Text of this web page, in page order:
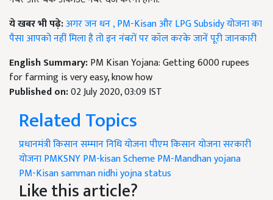
ये खबर भी पढ़े:अगर जन धन , PM-Kisan और LPG Subsidy योजना का
पैसा आपको नहीं मिला है तो इन नंबरों पर कॉल करके जानें पूरी जानकारी
English Summary:PM Kisan Yojana: Getting 6000 rupees
for farming is very easy, know how
Published on:02 July 2020, 03:09 IST
Related Topics
प्रधानमंत्री किसान सम्मान निधि योजनापीएम किसान योजनासरकारी
योजनाPMKSNYPM-kisan SchemePM-Mandhan yojana
PM-Kisan samman nidhi yojna status
Like this article?